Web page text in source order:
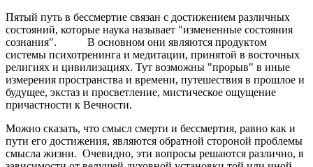
Пятый путь в бессмертие связан с достижением различных
состояний, которые наука называет "измененные состояния
сознания". В основном они являются продуктом
системы психотренинга и медитации, принятой в восточных
религиях и цивилизациях. Тут возможны "прорыв" в иные
измерения пространства и времени, путешествия в прошлое и
будущее, экстаз и просветление, мистическое ощущение
причастности к Вечности.
Можно сказать, что смысл смерти и бессмертия, равно как и
пути его достижения, являются обратной стороной проблемы
смысла жизни. Очевидно, эти вопросы решаются различно, в